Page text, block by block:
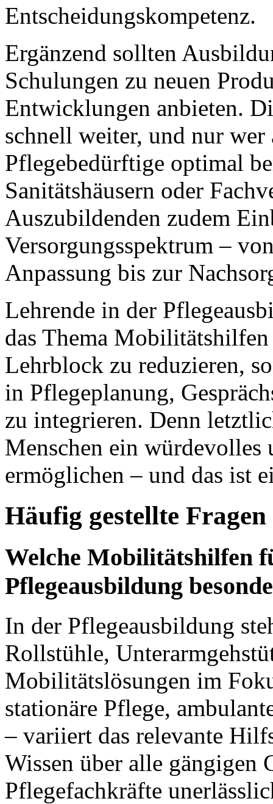
Entscheidungskompetenz.
Ergänzend sollten
Schulungen zu neuen
Entwicklungen anbieten.
schnell weiter, und nur
Pflegebedürftige optimal
Sanitätshäusern oder
Auszubildenden zudem
Versorgungsspektrum –
Anpassung bis zur
Lehrende in der
das Thema
Lehrblock zu reduzieren,
in Pflegeplanung,
zu integrieren. Denn
Menschen ein würdevolles
ermöglichen – und das ist
Häufig gestellte Fragen
Welche Mobilitätshilfen
Pflegeausbildung
In der Pflegeausbildung
Rollstühle,
Mobilitätslösungen im
stationäre Pflege,
– variiert das relevante
Wissen über alle gängigen
Pflegefachkräfte